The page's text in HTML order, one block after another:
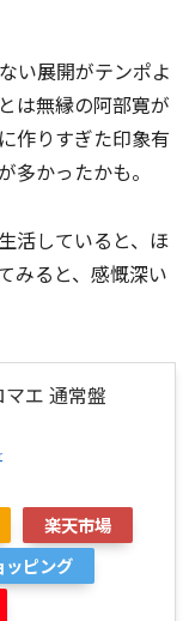
い展開がテンポよ
は無縁の阿部寛が
作りすぎた印象有
多かったかも。
活していると、ほ
みると、感慨深い
エ 通常盤
楽天市場
ピング